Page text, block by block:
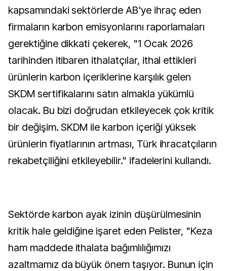
kapsamındaki sektörlerde AB'ye ihraç eden
firmaların karbon emisyonlarını raporlamaları
gerektiğine dikkati çekerek, "1 Ocak 2026
tarihinden itibaren ithalatçılar, ithal ettikleri
ürünlerin karbon içeriklerine karşılık gelen
SKDM sertifikalarını satın almakla yükümlü
olacak. Bu bizi doğrudan etkileyecek çok kritik
bir değişim. SKDM ile karbon içeriği yüksek
ürünlerin fiyatlarının artması, Türk ihracatçıların
rekabetçiliğini etkileyebilir." ifadelerini kullandı.
Sektörde karbon ayak izinin düşürülmesinin
kritik hale geldiğine işaret eden Pelister, "Keza
ham maddede ithalata bağımlılığımızı
azaltmamız da büyük önem taşıyor. Bunun için